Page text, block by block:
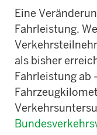
Eine
Fahrleistung.
als bisher
Fahrleistung ab